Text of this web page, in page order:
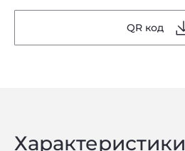
QR код
Характеристики